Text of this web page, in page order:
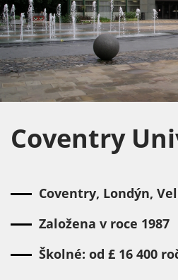
Coventry
Coventry, Londýn,
Založena v roce 1987
Školné: od £ 16 400